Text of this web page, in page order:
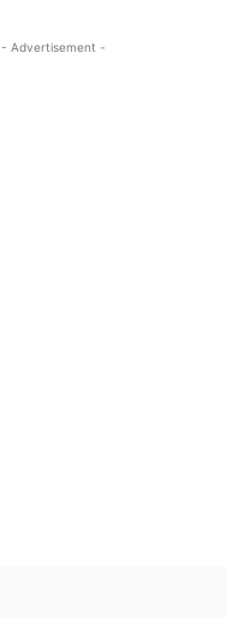
- Advertisement -